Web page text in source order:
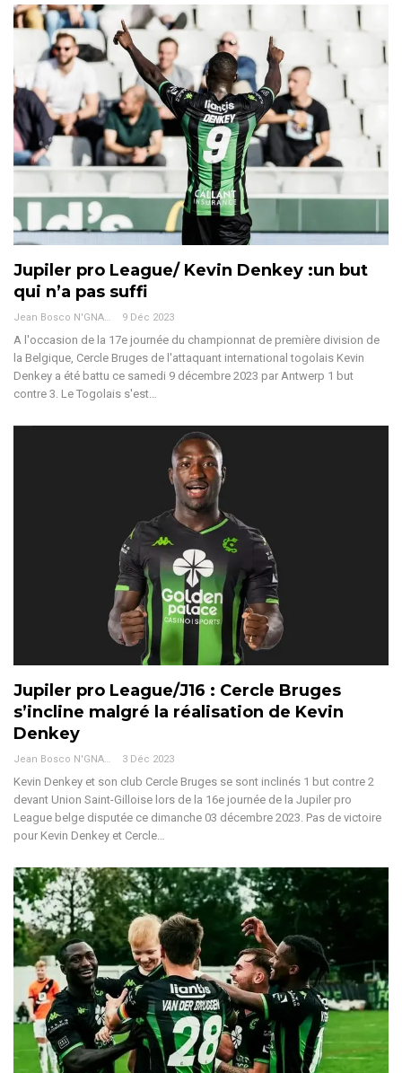
Jupiler pro League/ Kevin Denkey :un but
qui n’a pas suffi
9 Déc 2023
A l'occasion de la 17e journée du championnat de première division de
la Belgique, Cercle Bruges de l'attaquant international togolais Kevin
Denkey a été battu ce samedi 9 décembre 2023 par Antwerp 1 but
contre 3. Le Togolais s'est
Jupiler pro League/J16 : Cercle Bruges
s’incline malgré la réalisation de Kevin
Denkey
Jean Bosco N'GNAMA 3 Déc 2023
Kevin Denkey et son club Cercle Bruges se sont inclinés 1 but contre 2
devant Union Saint-Gilloise lors de la 16e journée de la Jupiler pro
League belge disputée ce dimanche 03 décembre 2023. Pas de victoire
pour Kevin Denkey et Cercle…